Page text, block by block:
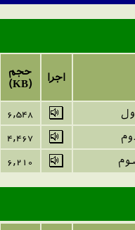
اجرا
حجم
(KB)
6,548
4,467
6,210